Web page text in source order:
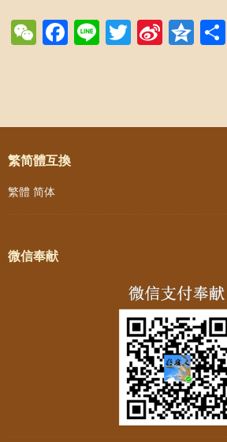
WeChat
Facebook
LineTwitter
Sina
Post navigation
繁简體互換
繁體 简体
微信奉献